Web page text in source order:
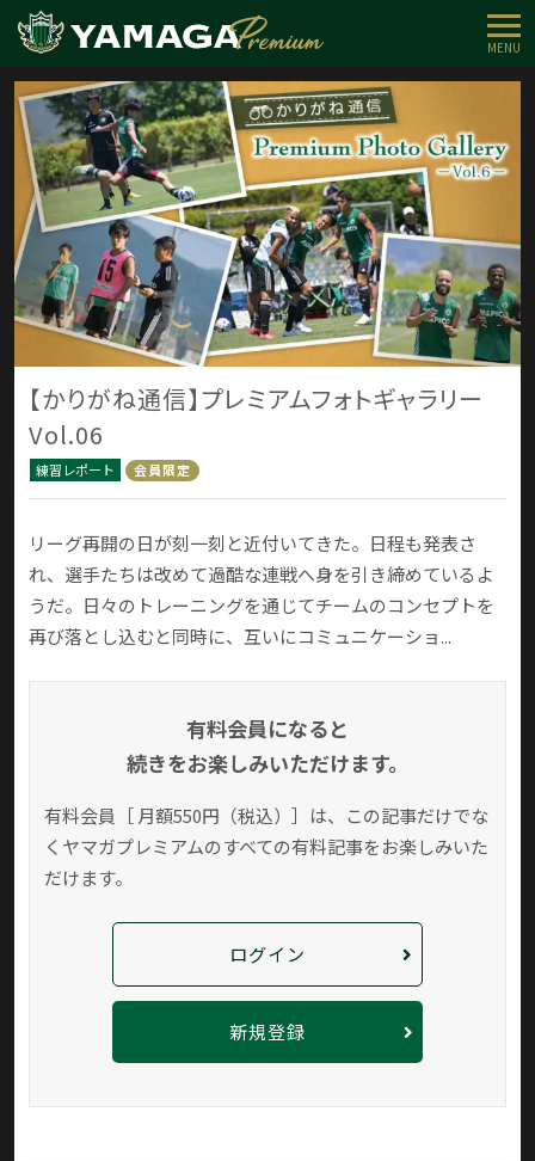
MENU
【かりがね通信】プレミアムフォトギャラリー
Vol.06
練習レポート 会員限定
リーグ再開の日が刻一刻と近付いてきた。日程も発表さ
れ、選手たちは改めて過酷な連戦へ身を引き締めているよ
うだ。日々のトレーニングを通じてチームのコンセプトを
再び落とし込むと同時に、互いにコミュニケーショ...
有料会員になると
続きをお楽しみいただけます。
有料会員［ 月額550円（税込）］は、この記事だけでな
く ヤマガプレミアムのすべての有料記事をお楽しみいた
だけます。
ログイン
新規登録